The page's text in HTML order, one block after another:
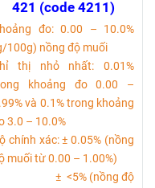
421 (code 4211)
đo: 0.00 – 10.0%
100g) nồng độ muối
thị nhỏ nhất: 0.01%
khoảng đo 0.00 –
và 0.1% trong khoảng
3.0 – 10.0%
chính xác: ± 0.05% (nồng
muối từ 0.00 – 1.00%)
<5% (nồng độ